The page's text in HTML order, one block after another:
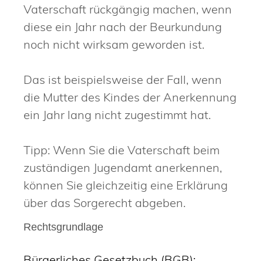
Vaterschaft rückgängig machen, wenn
diese ein Jahr nach der Beurkundung
noch nicht wirksam geworden ist.
Das ist beispielsweise der Fall, wenn
die Mutter des Kindes der Anerkennung
ein Jahr lang nicht zugestimmt hat.
Tipp: Wenn Sie die Vaterschaft beim
zuständigen Jugendamt anerkennen,
können Sie gleichzeitig eine Erklärung
über das Sorgerecht abgeben.
Rechtsgrundlage